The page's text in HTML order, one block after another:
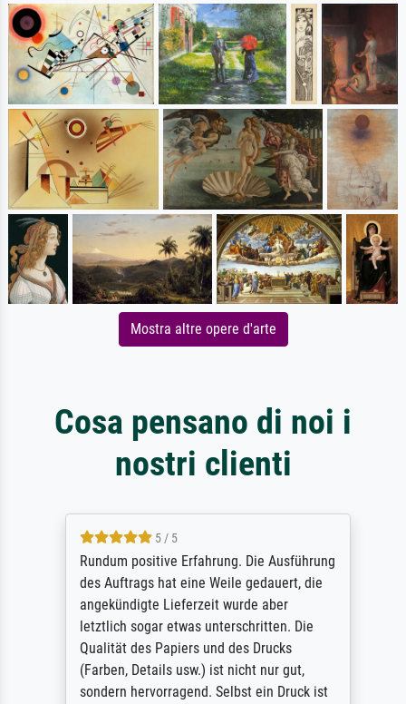
Mostra altre opere d'arte
Cosa pensano di noi i
nostri clienti
5 / 5
Rundum positive Erfahrung. Die Ausführung
des Auftrags hat eine Weile gedauert, die
angekündigte Lieferzeit wurde aber
letztlich sogar etwas unterschritten. Die
Qualität des Papiers und des Drucks
(Farben, Details usw.) ist nicht nur gut,
sondern hervorragend. Selbst ein Druck ist